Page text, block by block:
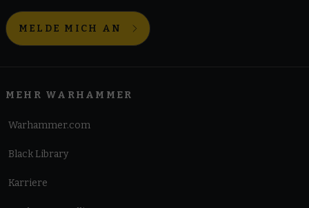
MELDE MICH AN
MEHR WARHAMMER
Warhammer.com
Black Library
Karriere